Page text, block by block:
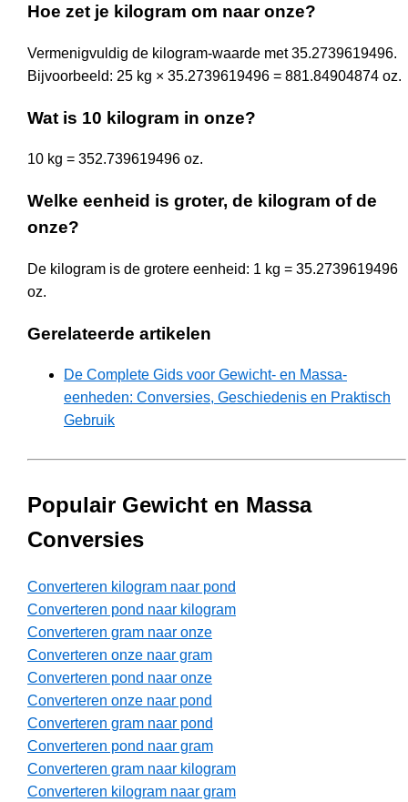
Hoe zet je kilogram om naar onze?
Vermenigvuldig de kilogram-waarde met 35.2739619496.
Bijvoorbeeld: 25 kg × 35.2739619496 = 881.84904874 oz.
Wat is 10 kilogram in onze?
10 kg = 352.739619496 oz.
Welke eenheid is groter, de kilogram of de
onze?
De kilogram is de grotere eenheid: 1 kg = 35.2739619496
oz.
Gerelateerde artikelen
De Complete Gids voor Gewicht- en Massa-
eenheden: Conversies, Geschiedenis en Praktisch
Gebruik
Populair Gewicht en Massa
Conversies
Converteren kilogram naar pond
Converteren pond naar kilogram
Converteren gram naar onze
Converteren onze naar gram
Converteren pond naar onze
Converteren onze naar pond
Converteren gram naar pond
Converteren pond naar gram
Converteren gram naar kilogram
Converteren kilogram naar gram